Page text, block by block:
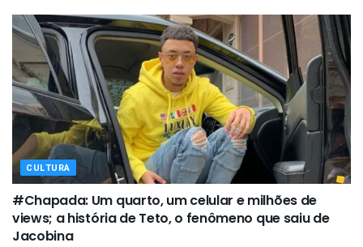
CULTURA
#Chapada: Um quarto, um celular e milhões de
views; a história de Teto, o fenômeno que saiu de
Jacobina